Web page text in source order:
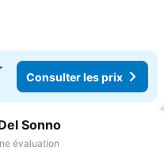
Consulter les prix
à mes favoris
Sonno
évaluation